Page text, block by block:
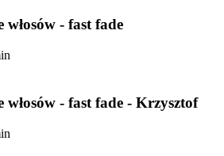
włosów - fast fade
włosów - fast fade - Krzysztof